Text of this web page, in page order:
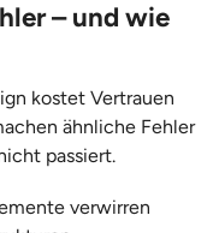
– und wie
kostet Vertrauen
ähnliche Fehler
passiert.
verwirren